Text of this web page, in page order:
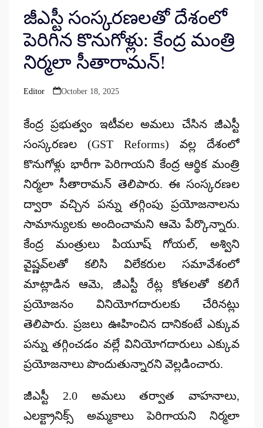
జీఎస్టీ సంస్కరణలతో దేశంలో
పెరిగిన కొనుగోళ్లు: కేంద్ర మంత్రి
నిర్మలా సీతారామన్!
Posted
Editor October 18, 2025
కేంద్ర ప్రభుత్వం ఇటీవల అమలు చేసినజీఎస్టీ
సంస్కరణల (GST Reforms) వల్ల దేశంలో
కొనుగోళ్లు భారీగా పెరిగాయని కేంద్ర ఆర్థిక మంత్రి
నిర్మలా సీతారామన్ తెలిపారు. ఈ సంస్కరణల
ద్వారా వచ్చిన పన్ను తగ్గింపు ప్రయోజనాలను
సామాన్యులకు అందించామని ఆమె పేర్కొన్నారు.
కేంద్ర మంత్రులు పియూష్ గోయల్, అశ్విని
వైష్ణవ్‌లతో కలిసి విలేకరుల సమావేశంలో
మాట్లాడిన ఆమె, జీఎస్టీ రేట్ల కోతలతో కలిగే
ప్రయోజనం వినియోగదారులకు చేరినట్లు
తెలిపారు. ప్రజలు ఊహించిన దానికంటే ఎక్కువ
పన్ను తగ్గించడం వల్లే వినియోగదారులు ఎక్కువ
ప్రయోజనాలు పొందుతున్నారని వెల్లడించారు.
జీఎస్టీ 2.0అమలు తర్వాత వాహనాలు,
ఎలక్ట్రానిక్స్ అమ్మకాలు పెరిగాయని నిర్మలా